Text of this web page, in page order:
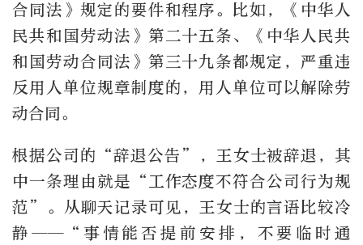
合同法》规定的要件和程序。比如，《中华人
民共和国劳动法》第二十五条、《中华人民共
和国劳动合同法》第三十九条都规定，严重违
反用人单位规章制度的，用人单位可以解除劳
动合同。
根据公司的“辞退公告”，王女士被辞退，其
中一条理由就是“工作态度不符合公司行为规
范”。从聊天记录可见，王女士的言语比较冷
静——“事情能否提前安排，不要临时通